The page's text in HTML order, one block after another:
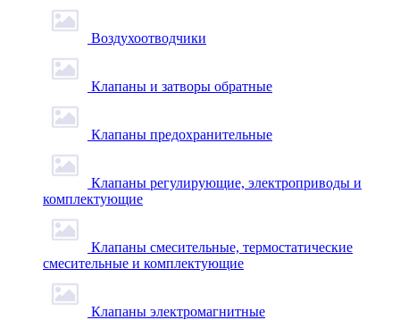
Воздухоотводчики
Клапаны и затворы обратные
Клапаны предохранительные
Клапаны регулирующие, электроприводы и
комплектующие
Клапаны смесительные, термостатические
смесительные и комплектующие
Клапаны электромагнитные